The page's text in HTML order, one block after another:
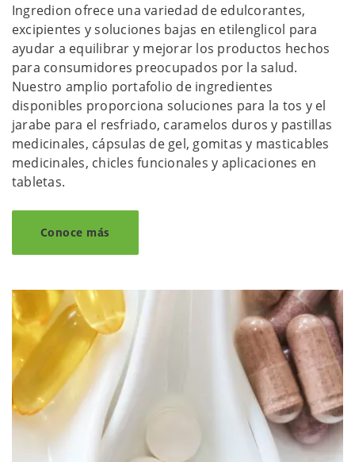
Ingredion ofrece una variedad de edulcorantes,
excipientes y soluciones bajas en etilenglicol para
ayudar a equilibrar y mejorar los productos hechos
para consumidores preocupados por la salud.
Nuestro amplio portafolio de ingredientes
disponibles proporciona soluciones para la tos y el
jarabe para el resfriado, caramelos duros y pastillas
medicinales, cápsulas de gel, gomitas y masticables
medicinales, chicles funcionales y aplicaciones en
tabletas.
Conoce más